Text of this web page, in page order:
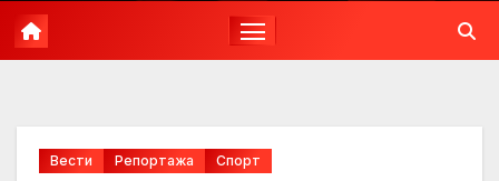
Вести Репортажа Спорт